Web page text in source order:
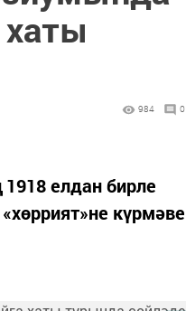
984 0
елдан бирле
күрмәве